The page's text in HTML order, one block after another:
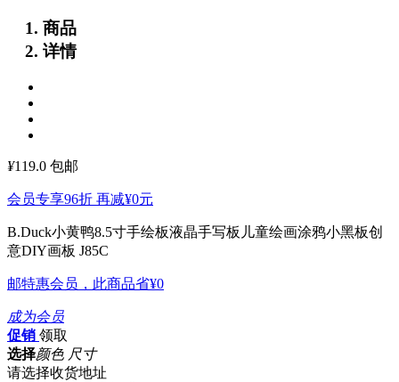
商品
详情
¥119.0 包邮
会员专享96折 再减¥0元
B.Duck小黄鸭8.5寸手绘板液晶手写板儿童绘画涂鸦小黑板创
意DIY画板 J85C
邮特惠会员，此商品省¥0
成为会员
促销 领取
选择颜色 尺寸
请选择收货地址